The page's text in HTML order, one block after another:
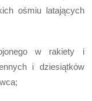
ośmiu latających
w rakiety i
i dziesiątków